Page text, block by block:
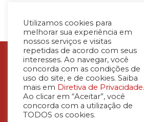
Avaliadora Imobiliária –
Utilizamos cookies para
melhorar sua experiência em
nossos serviços e visitas
repetidas de acordo com seus
interesses. Ao navegar, você
concorda com as condições de
uso do site, e de cookies. Saiba
mais em Diretiva de Privacidade.
Ao clicar em “Aceitar”, você
concorda com a utilização de
TODOS os cookies.